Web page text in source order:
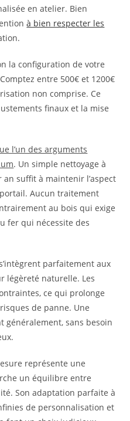
en atelier. Bien
à bien respecter les
la configuration de votre
entre 500€ et 1200€
non comprise. Ce
finaux et la mise
l’un des arguments
. Un simple nettoyage à
an suffit à maintenir l’aspect
Aucun traitement
au bois qui exige
fer qui nécessite des
parfaitement aux
légèreté naturelle. Les
ce qui prolonge
de panne. Une
généralement, sans besoin
représente une
un équilibre entre
Son adaptation parfaite à
de personnalisation et